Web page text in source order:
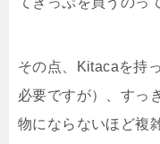
その点、Kitacaを持
必要ですが）、すっ
物にならないほど複